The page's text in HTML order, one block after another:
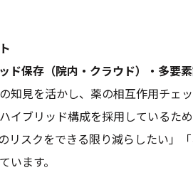
ド保存（院内・クラウド）・多
知見を活かし、薬の相互作用チェ
イブリッド構成を採用しているた
リスクをできる限り減らしたい」
います。